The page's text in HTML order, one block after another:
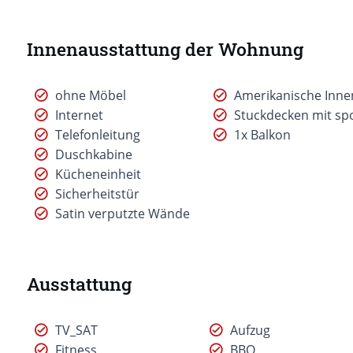
Innenausstattung der Wohnung
ohne Möbel
Internet
Telefonleitung
Duschkabine
Kücheneinheit
Sicherheitstür
Satin verputzte Wände
Amerikanische
Stuckdecken mit
1x Balkon
Ausstattung
TV_SAT
Fitness
Aufzug
BBQ